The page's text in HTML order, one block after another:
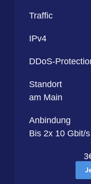
Rust
Valheim
- Anderes Spiel
Traffic
IPv4
DDoS-
Standort
am Main
Anbindung
Bis 2x 10 Gbit/s